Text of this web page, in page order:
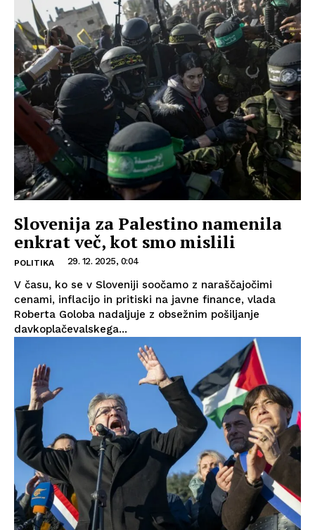
Slovenija za Palestino namenila
enkrat več, kot smo mislili
POLITIKA 29. 12. 2025, 0:04
V času, ko se v Sloveniji soočamo z naraščajočimi
cenami, inflacijo in pritiski na javne finance, vlada
Roberta Goloba nadaljuje z obsežnim pošiljanje
davkoplačevalskega...